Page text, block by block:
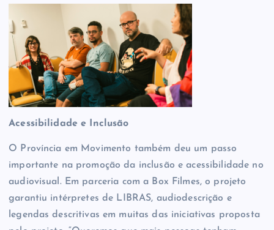
Acessibilidade e Inclusão
O Província em Movimento também deu um passo
importante na promoção da inclusão e acessibilidade no
audiovisual. Em parceria com a Box Filmes, o projeto
garantiu intérpretes de LIBRAS, audiodescrição e
legendas descritivas em muitas das iniciativas proposta